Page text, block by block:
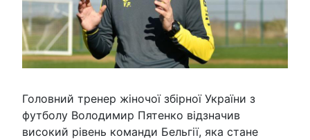
Головний тренер жіночої збірної України з
футболу Володимир Пятенко відзначив
високий рівень команди Бельгії, яка стане